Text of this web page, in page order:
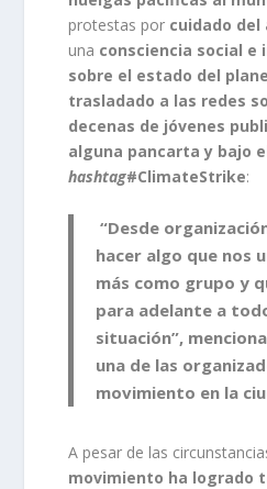
protestas por cuidado del
una consciencia social e
sobre el estado del
trasladado a las redes
decenas de jóvenes
alguna pancarta y bajo
hashtag#ClimateStrike:
“Desde
hacer algo que nos
más como grupo y
para adelante a
situación”,
una de las
movimiento en la
A pesar de las
movimiento ha logrado